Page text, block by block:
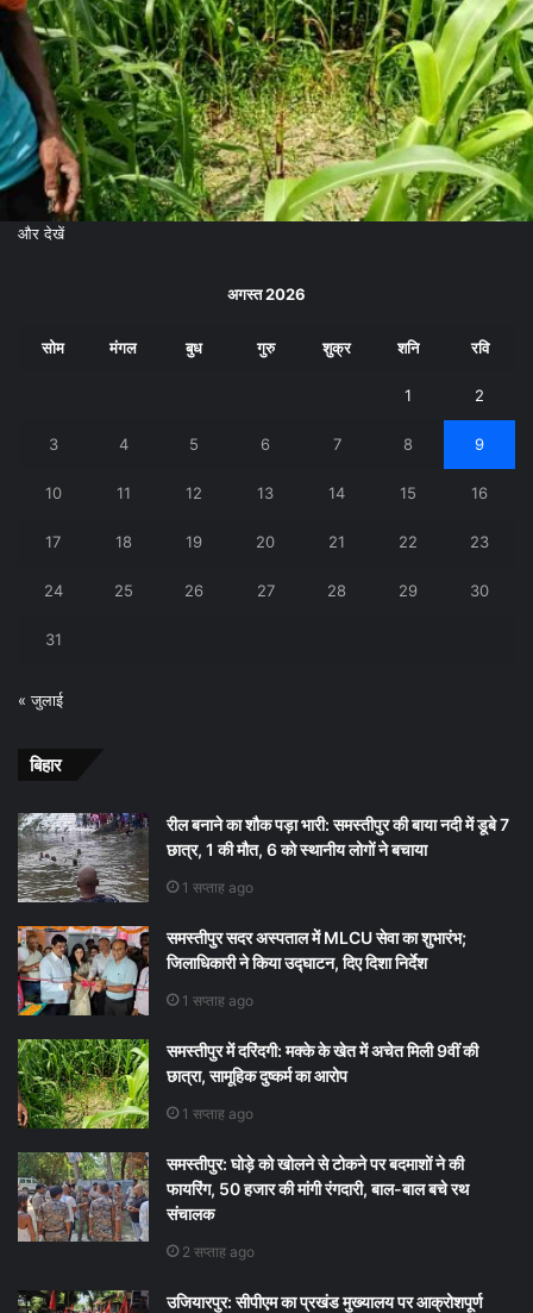
और देखें
अगस्त 2026
सोम मंगल बुध गुरु शुक्र शनि रवि
1 2
3 4 5 6 7 8 9
10 11 12 13 14 15 16
17 18 19 20 21 22 23
24 25 26 27 28 29 30
31
« जुलाई
बिहार
रील बनाने का शौक पड़ा भारी: समस्तीपुर की बाया नदी में डूबे 7
छात्र, 1 की मौत, 6 को स्थानीय लोगों ने बचाया
1 सप्ताह ago
समस्तीपुर सदर अस्पताल में MLCU सेवा का शुभारंभ;
जिलाधिकारी ने किया उद्घाटन, दिए दिशा निर्देश
1 सप्ताह ago
समस्तीपुर में दरिंदगी: मक्के के खेत में अचेत मिली 9वीं की
छात्रा, सामूहिक दुष्कर्म का आरोप
1 सप्ताह ago
समस्तीपुर: घोड़े को खोलने से टोकने पर बदमाशों ने की
फायरिंग, 50 हजार की मांगी रंगदारी, बाल-बाल बचे रथ
संचालक
2 सप्ताह ago
उजियारपुर: सीपीएम का प्रखंड मुख्यालय पर आक्रोशपूर्ण